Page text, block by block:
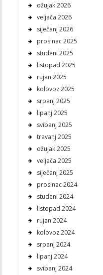
ožujak 2026
veljača 2026
siječanj 2026
prosinac 2025
studeni 2025
listopad 2025
rujan 2025
kolovoz 2025
srpanj 2025
lipanj 2025
svibanj 2025
travanj 2025
ožujak 2025
veljača 2025
siječanj 2025
prosinac 2024
studeni 2024
listopad 2024
rujan 2024
kolovoz 2024
srpanj 2024
lipanj 2024
svibanj 2024